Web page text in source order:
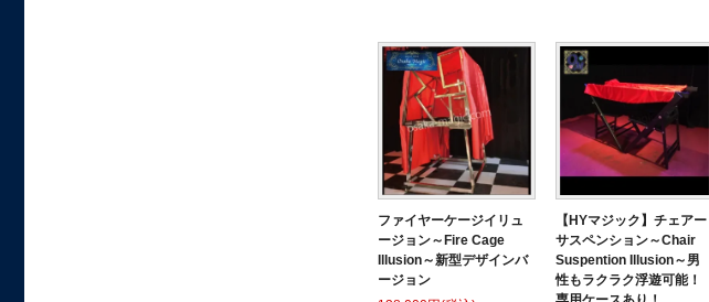
ファイヤーケージイリュ
ージョン～Fire Cage
Illusion～新型デザインバ
ージョン
【HYマジック】チェアー
サスペンション～Chair
Suspention Illusion～男
性もラクラク浮遊可能！